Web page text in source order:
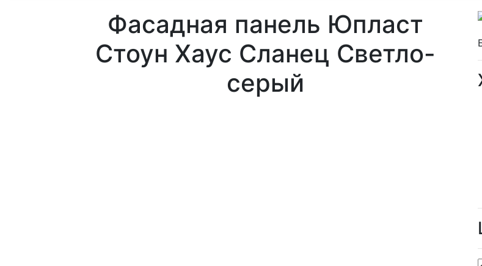
Фасадная панель Юпласт
Стоун Хаус Сланец Светло-
серый